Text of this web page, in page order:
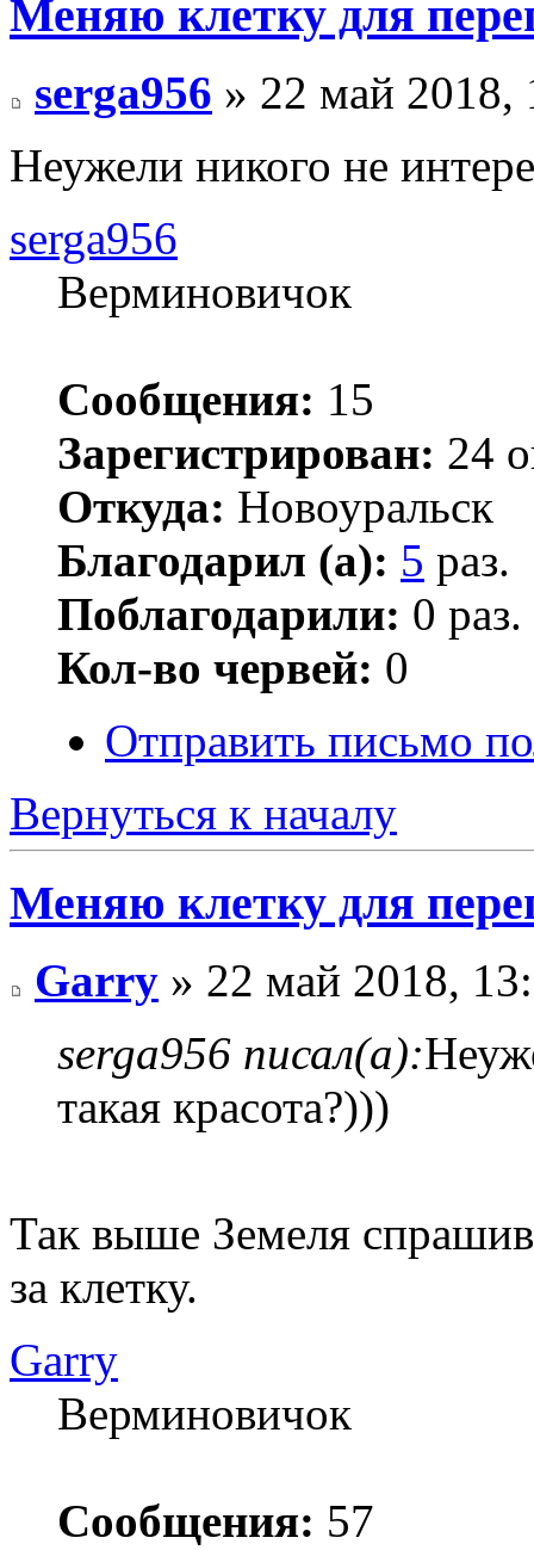
Меняю клетку для
serga956 » 22 май 2018,
Неужели никого не
serga956
Верминовичок
Сообщения: 15
Зарегистрирован: 24
Откуда: Новоуральск
Благодарил (а): 5 раз.
Поблагодарили: 0 раз.
Кол-во червей: 0
Отправить письмо
Вернуться к началу
Меняю клетку для
Garry » 22 май 2018,
serga956 писал(а):
такая красота?)))
Так выше Земеля
за клетку.
Garry
Верминовичок
Сообщения: 57